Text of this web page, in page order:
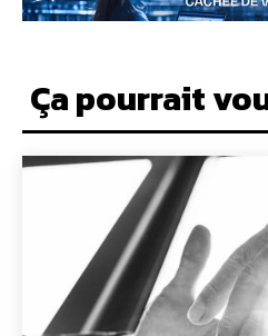
Ça pourrait